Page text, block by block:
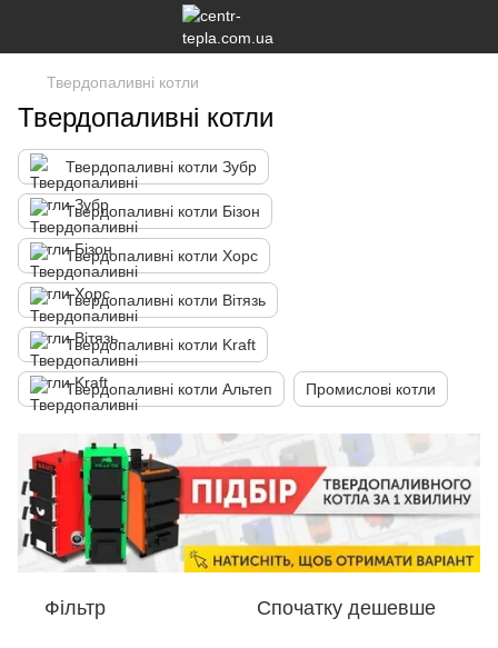
Твердопаливні котли
Твердопаливні котли
Твердопаливні котли Зубр
Твердопаливні котли Бізон
Твердопаливні котли Хорс
Твердопаливні котли Вітязь
Твердопаливні котли Kraft
Твердопаливні котли Альтеп Промислові котли
Фільтр Спочатку дешевше